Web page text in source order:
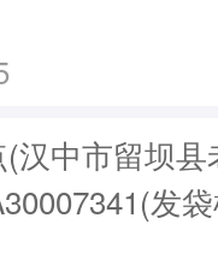
汉中市留坝
发